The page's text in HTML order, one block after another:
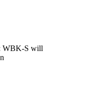
WBK-S will